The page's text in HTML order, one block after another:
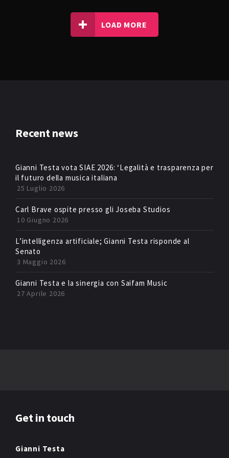
LOAD MORE
Recent news
Gianni Testa vota SIAE 2026: ‘Legalità e trasparenza per
il futuro della musica italiana
25 Luglio 2026
Carl Brave ospite presso gli Joseba Studios
10 Giugno 2026
L’intelligenza artificiale; Gianni Testa risponde al
Senato
3 Maggio 2026
Gianni Testa e la sinergia con Saifam Music
27 Aprile 2026
Get in touch
Gianni Testa